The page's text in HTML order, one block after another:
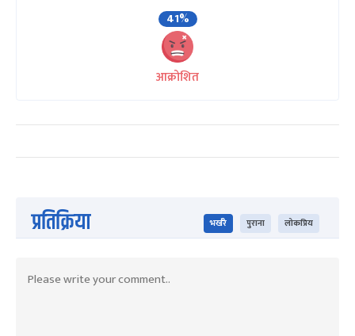
41%
आक्रोशित
प्रतिक्रिया भर्खरै पुराना लोकप्रिय